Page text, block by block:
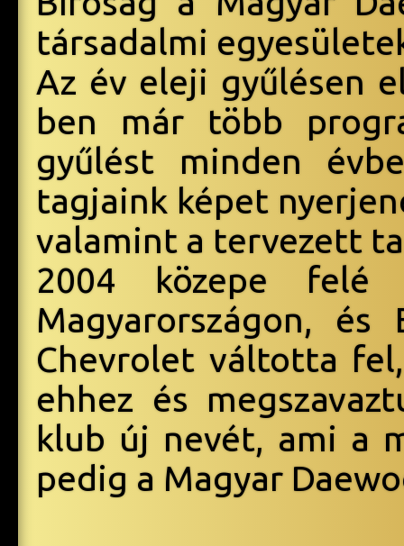
társadalmi
Az év eleji gyűlésen
ben már több
gyűlést minden
tagjaink képet
valamint a tervezett
2004 közepe
Magyarországon, és
Chevrolet váltotta
ehhez és
klub új nevét, ami a
pedig a Magyar